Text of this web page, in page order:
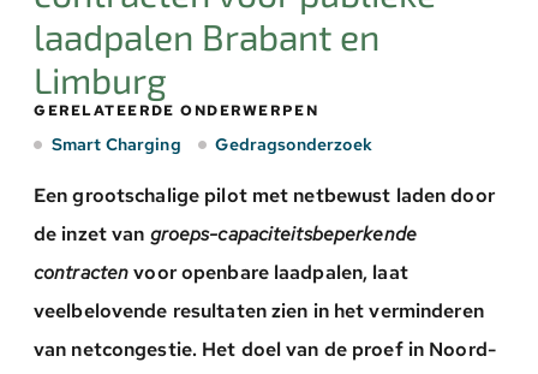
laadpalen Brabant en
Limburg
GERELATEERDE ONDERWERPEN
Smart Charging Gedragsonderzoek
Een grootschalige pilot met netbewust laden door
de inzet van groeps-capaciteitsbeperkende
contractenvoor openbare laadpalen, laat
veelbelovende resultaten zien in het verminderen
van netcongestie. Het doel van de proef in Noord-